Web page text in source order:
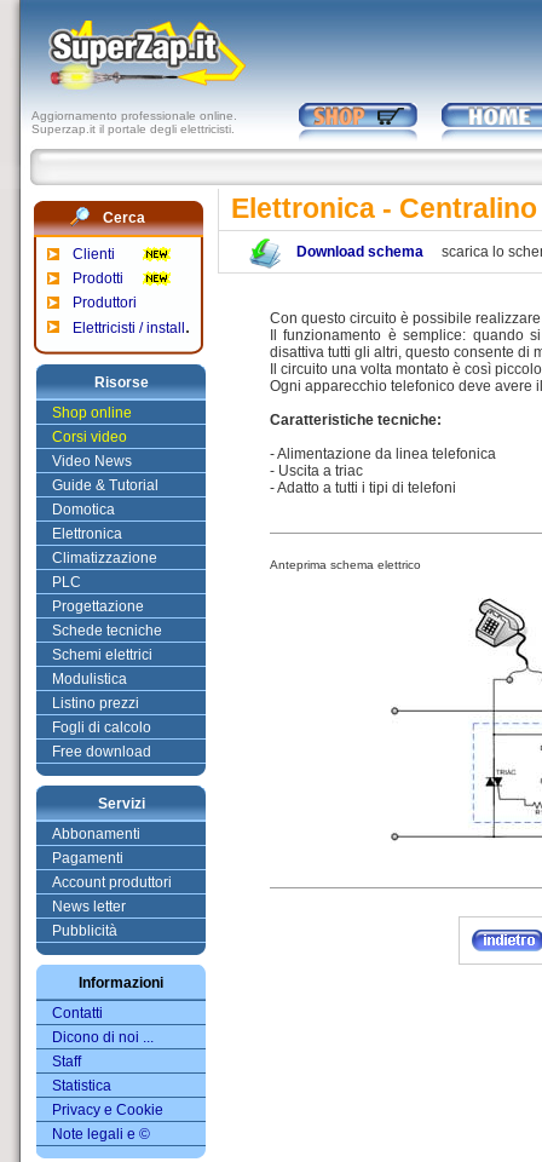
Aggiornamento professionale online.
Superzap.it il portale degli elettricisti.
Cerca
Clienti
Prodotti
Produttori
Elettricisti / install .
Risorse
Shop online
Corsi video
Video News
Guide & Tutorial
Domotica
Elettronica
Climatizzazione
PLC
Progettazione
Schede tecniche
Schemi elettrici
Modulistica
Listino prezzi
Fogli di calcolo
Free download
Servizi
Abbonamenti
Pagamenti
Account produttori
News letter
Pubblicità
Informazioni
Contatti
Dicono di noi ...
Staff
Statistica
Privacy e Cookie
Note legali e ©
Elettronica -
Download schema scarica lo
Con questo circuito è possibile
Il funzionamento è semplice: quando
disattiva tutti gli altri, questo consente di
Il circuito una volta montato è così
Ogni apparecchio telefonico deve avere
Caratteristiche tecniche:
- Alimentazione da linea telefonica
- Uscita a triac
- Adatto a tutti i tipi di telefoni
Anteprima schema elettrico